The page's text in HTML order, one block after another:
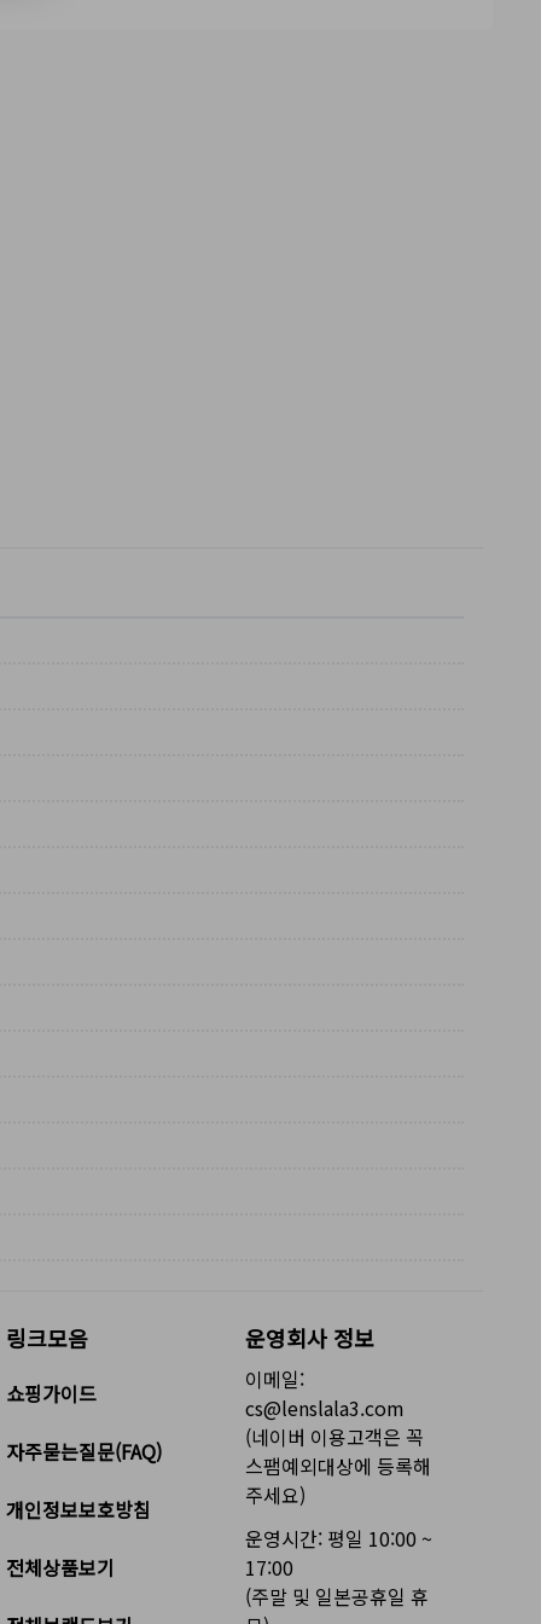
링크모음
쇼핑가이드
자주묻는질문(FAQ)
개인정보보호방침
전체상품보기
운영회사 정보
이메일:
cs@lenslala3.com
(네이버 이용고객은 꼭
스팸예외대상에 등록해
주세요)
운영시간: 평일 10:00 ~
17:00
(주말 및 일본공휴일 휴